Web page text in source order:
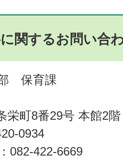
関するお問い合
部 保育課
栄町8番29号 本館2階
0934
082-422-6669